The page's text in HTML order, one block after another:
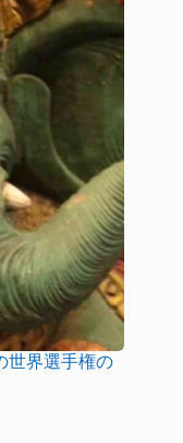
世界選手権の